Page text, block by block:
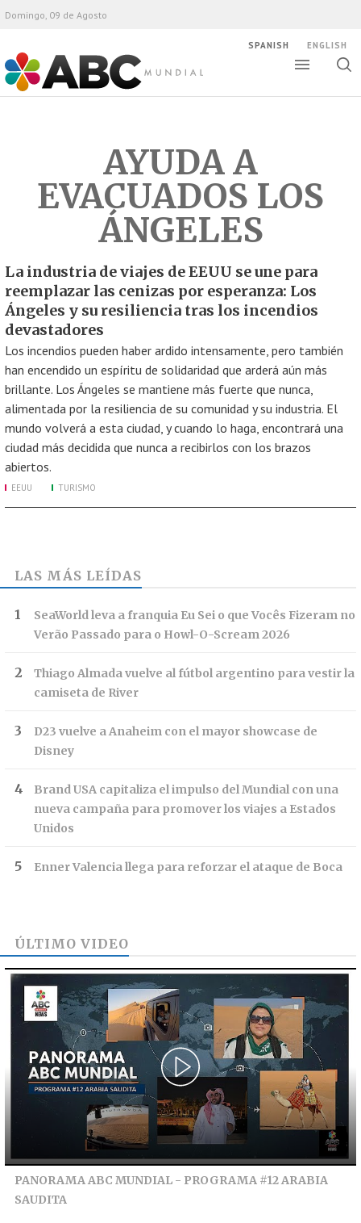
ABC Mundial
Domingo, 09 de Agosto
SPANISH ENGLISH
AYUDA A
EVACUADOS LOS
ÁNGELES
La industria de viajes de EEUU se une para
reemplazar las cenizas por esperanza: Los
Ángeles y su resiliencia tras los incendios
devastadores
Los incendios pueden haber ardido intensamente, pero también
han encendido un espíritu de solidaridad que arderá aún más
brillante. Los Ángeles se mantiene más fuerte que nunca,
alimentada por la resiliencia de su comunidad y su industria. El
mundo volverá a esta ciudad, y cuando lo haga, encontrará una
ciudad más decidida que nunca a recibirlos con los brazos
abiertos.
EEUU TURISMO
LAS MÁS LEÍDAS
SeaWorld leva a franquia Eu Sei o que Vocês Fizeram no
Verão Passado para o Howl-O-Scream 2026
Thiago Almada vuelve al fútbol argentino para vestir la
camiseta de River
D23 vuelve a Anaheim con el mayor showcase de
Disney
Brand USA capitaliza el impulso del Mundial con una
nueva campaña para promover los viajes a Estados
Unidos
Enner Valencia llega para reforzar el ataque de Boca
ÚLTIMO VIDEO
PANORAMA ABC MUNDIAL - PROGRAMA #12 ARABIA
SAUDITA